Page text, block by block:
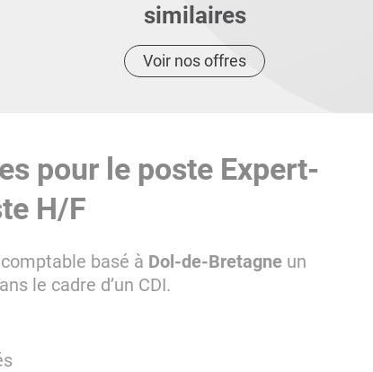
similaires
Voir nos offres
pour le poste Expert-
H/F
basé à Dol-de-Bretagne un
le cadre d’un CDI.